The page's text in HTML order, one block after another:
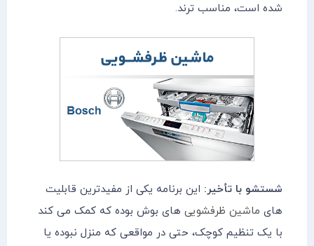
شده است، مناسب ترند.
شستشو با تأخیر: این برنامه یکی از مفیدترین قابلیت
های ماشین ظرفشویی های بوش بوده که کمک می کند
با یک تنظیم کوچک، حتی در مواقعی که منزل نبوده یا